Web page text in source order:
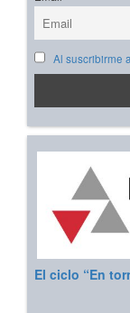
Al suscribirme
El ciclo “En